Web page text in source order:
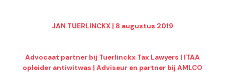
JAN TUERLINCKX | 8 augustus 2019
Advocaat partner bij Tuerlinckx Tax Lawyers | ITAA
opleider antiwitwas | Adviseur en partner bij AMLCO